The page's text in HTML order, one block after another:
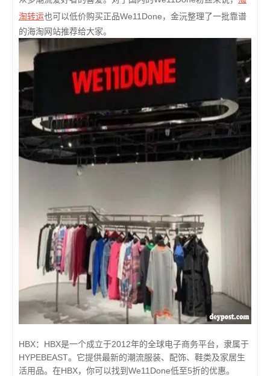
淘转运也可以低价购买正品We11Done，金沅整理了一批靠谱
的海淘网站推荐给大家。
HBX：HBX是一个成立于2012年的全球电子商务平台，隶属于
HYPEBEAST。它提供最新的潮流服装、配饰、鞋类及家居生
活用品。在HBX，你可以找到We11Done低至5折的优惠。